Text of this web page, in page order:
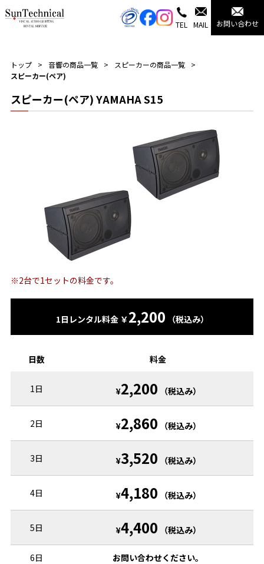
TEL MAIL お問い合わせ
トップ 音響の商品一覧
スピーカーの商品一覧
スピーカー(ペア)
スピーカー(ペア) YAMAHA S15
※2台で1セットの料金です。
1日レンタル料金 ￥2,200 （税込み）
日数 料金
1日 ¥2,200 （税込み）
2日 ¥2,860 （税込み）
3日 ¥3,520 （税込み）
4日 ¥4,180 （税込み）
5日 ¥4,400 （税込み）
6日 お問い合わせください。